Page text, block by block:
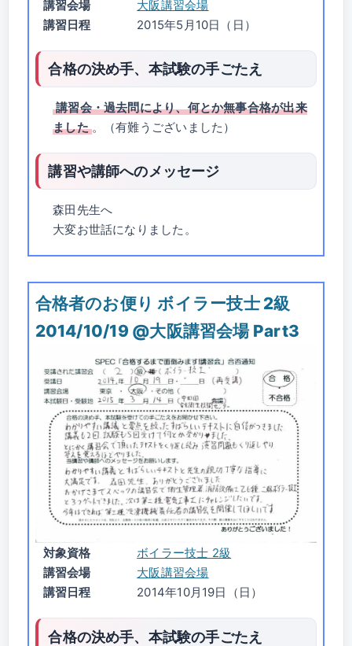
講習会場
大阪講習会場
講習日程
2015年5月10日（日）
合格の決め手、本試験の手ごたえ
講習会・過去問により、何とか無事合格が出来
ました 。（有難うございました）
講習や講師へのメッセージ
森田先生へ
大変お世話になりました。
合格者のお便り ボイラー技士 2級
2014/10/19 @大阪講習会場 Part3
対象資格
ボイラー技士 2級
講習会場
大阪講習会場
講習日程
2014年10月19日（日）
合格の決め手、本試験の手ごたえ